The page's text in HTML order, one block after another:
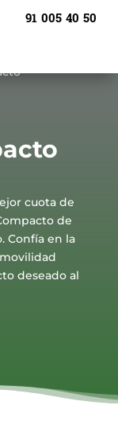
91 005 40 50
cuota de
de
Confía en la
deseado al